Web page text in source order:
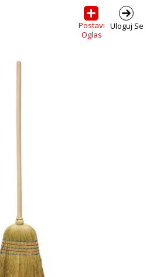
Postavi
Oglas
Uloguj Se